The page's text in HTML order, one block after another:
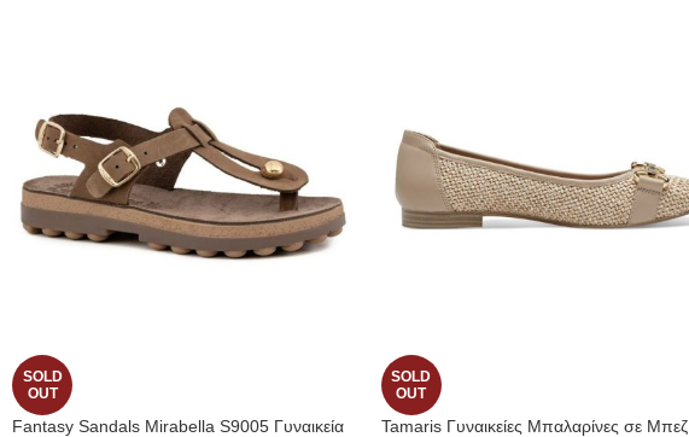
SOLD
OUT
Fantasy Sandals Mirabella S9005 Γυναικεία
SOLD
OUT
Tamaris Γυναικείες Μπαλαρίνες σε Μπεζ